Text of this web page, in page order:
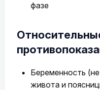
фазе
Беременность
живота и